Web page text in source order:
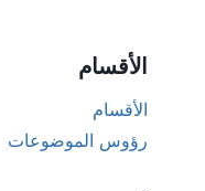
الأقسام
الأقسام
رؤوس الموضوعات